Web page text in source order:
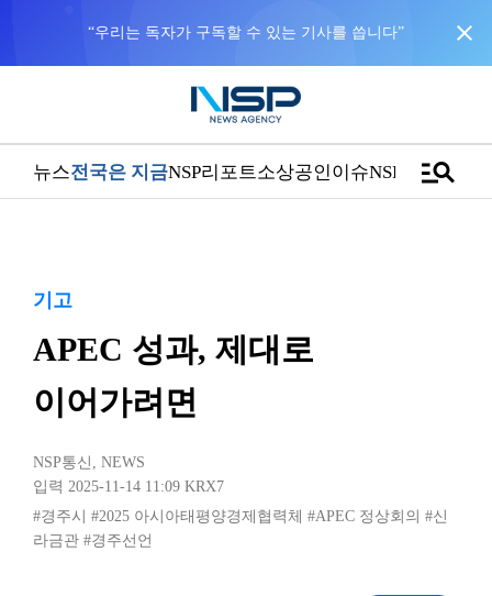
NSP통신을 구글 선호 매체로 추가 바로가기 close
뉴스전국은 지금NSP리포트소상공인이슈NSPTVmanage_search
기고
APEC 성과, 제대로
이어가려면
NSP통신 , NEWS
입력 2025-11-14 11:09 KRX7
#경주시
#2025 아시아태평양경제협력체 #APEC 정상회의 #신
라금관 #경주선언